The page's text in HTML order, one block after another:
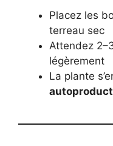
Placez les
terreau sec
Attendez
légèrement
La plante